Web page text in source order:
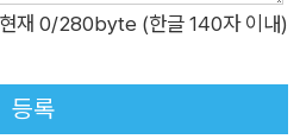
재미없는 철학자가 아니라, 그의
번쯤 탐험해보고 싶은 강렬한 유
상가가 아닐 수 없다. 『하이데거 극
현재 0/280byte (한글 140자 이내)
등록